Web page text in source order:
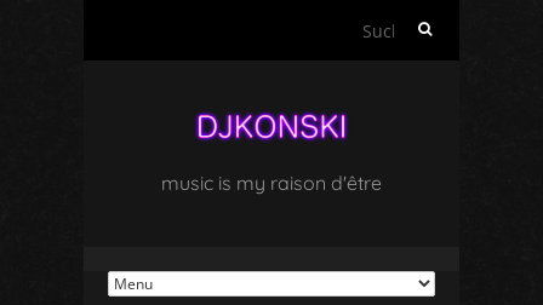
Suchen
music is my raison d'être